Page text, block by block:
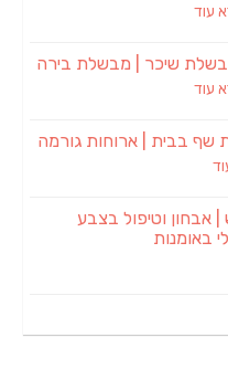
עוד
עוד
שף בבית | ארוחות גורמה
אבחון וטיפול בצבע
באומנות